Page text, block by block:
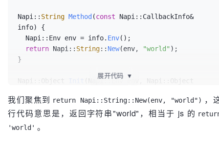
Napi:: String Method (const Napi::CallbackInfo&
info) {
  Napi::Env env = info.
Env();
return Napi:: String:: New(env, "world" );
}
(Napi::Env env, Napi::Object
  exports.
Set(Napi::String::New(env, "hello"),
              Napi::Function::
New
(env, Method));
return
展开代码 ▼
我们聚焦到 return Napi::String::New(env, "world") ，
行代码意思是，返回字符串"world"，相当于 js 的
'world' 。